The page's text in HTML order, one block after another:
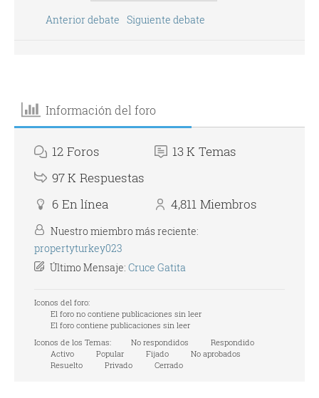
Anterior debate Siguiente debate
Información del foro
12 Foros 13 K Temas
97 K Respuestas
6 En línea 4,811 Miembros
Nuestro miembro más reciente:
propertyturkey023
Último Mensaje: Cruce Gatita
Iconos del foro:
El foro no contiene publicaciones sin leer
El foro contiene publicaciones sin leer
Iconos de los Temas:
No respondidos
Respondido
Activo
Popular Fijado
No aprobados
Resuelto
Privado Cerrado